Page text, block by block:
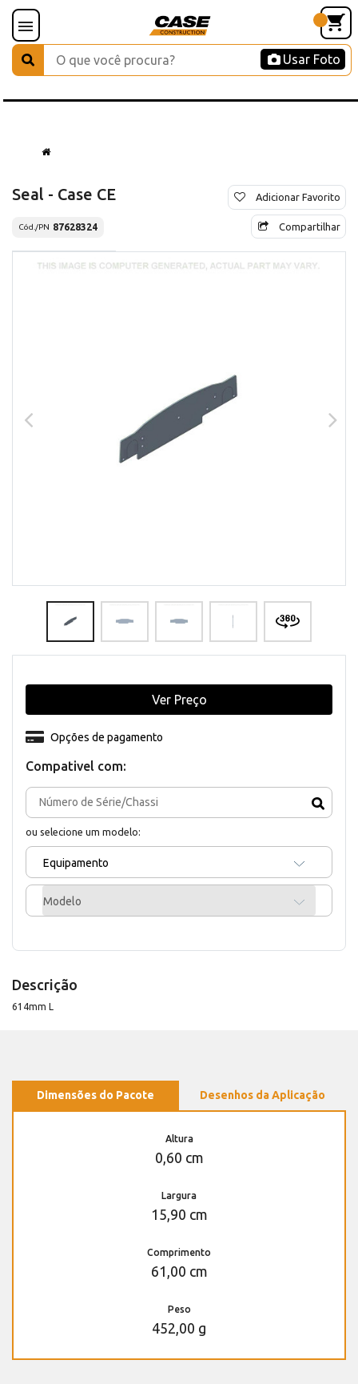
Usar Foto
Seal - Case CE
Cód./PN 87628324
Adicionar Favorito
Compartilhar
Compativel com:
ou selecione um modelo:
Equipamento
Modelo
Opções de pagamento
Ver Preço
Descrição
614mm L
Dimensões do Pacote Desenhos da Aplicação
Altura
0,60 cm
Largura
15,90 cm
Comprimento
61,00 cm
Peso
452,00 g